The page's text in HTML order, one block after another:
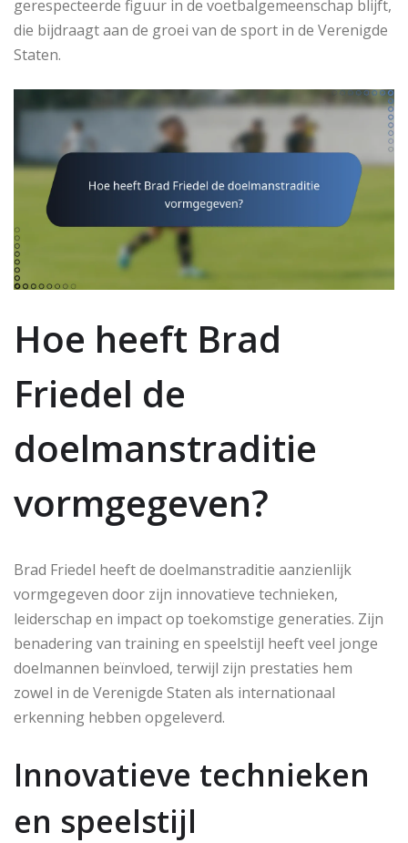
gerespecteerde figuur in de voetbalgemeenschap blijft,
die bijdraagt aan de groei van de sport in de Verenigde
Staten.
Hoe heeft Brad
Friedel de
doelmanstraditie
vormgegeven?
Brad Friedel heeft de doelmanstraditie aanzienlijk
vormgegeven door zijn innovatieve technieken,
leiderschap en impact op toekomstige generaties. Zijn
benadering van training en speelstijl heeft veel jonge
doelmannen beïnvloed, terwijl zijn prestaties hem
zowel in de Verenigde Staten als internationaal
erkenning hebben opgeleverd.
Innovatieve technieken
en speelstijl